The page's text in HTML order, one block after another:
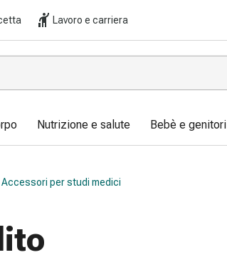
Lavoro e carriera
Nutrizione e salute Bebè e genitori
Accessori per studi medici